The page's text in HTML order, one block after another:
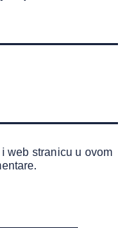
web stranicu u ovom